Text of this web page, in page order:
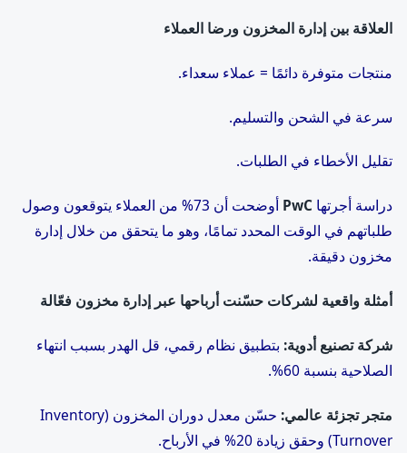
العلاقة بين إدارة المخزون ورضا العملاء
منتجات متوفرة دائمًا = عملاء سعداء.
سرعة في الشحن والتسليم.
تقليل الأخطاء في الطلبات.
دراسة أجرتها PwC
أوضحت أن 73% من العملاء يتوقعون وصول
طلباتهم في الوقت المحدد تمامًا، وهو ما يتحقق من خلال إدارة
مخزون دقيقة.
أمثلة واقعية لشركات حسّنت أرباحها عبر إدارة مخزون فعّالة
شركة تصنيع أدوية: بتطبيق نظام رقمي، قل الهدر بسبب انتهاء
الصلاحية بنسبة 60%.
متجر تجزئة عالمي:
حسّن معدل دوران المخزون (Inventory
Turnover) وحقق زيادة 20% في الأرباح.